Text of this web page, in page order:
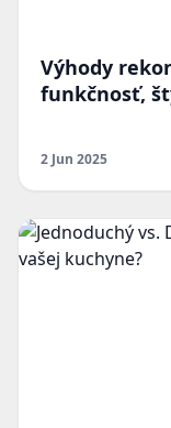
Výhody
funkčnosť,
2 Jun 2025